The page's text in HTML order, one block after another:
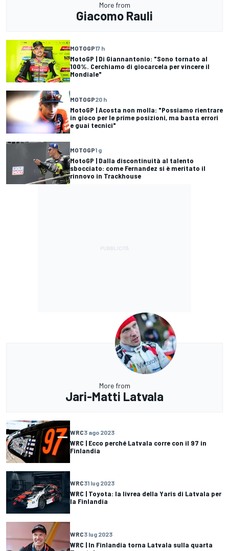
More from
Giacomo Rauli
MOTOGP17 h
MotoGP | Di Giannantonio: "Sono tornato al
100%. Cerchiamo di giocarcela per vincere il
Mondiale"
MOTOGP20 h
MotoGP | Acosta non molla: "Possiamo rientrare
in gioco per le prime posizioni, ma basta errori
e guai tecnici"
MOTOGP1 g
MotoGP | Dalla discontinuità al talento
sbocciato: come Fernandez si è meritato il
rinnovo in Trackhouse
More from
Jari-Matti Latvala
WRC3 ago 2023
WRC | Ecco perché Latvala corre con il 97 in
Finlandia
WRC31 lug 2023
WRC | Toyota: la livrea della Yaris di Latvala per
la Finlandia
WRC3 lug 2023
WRC | In Finlandia torna Latvala sulla quarta